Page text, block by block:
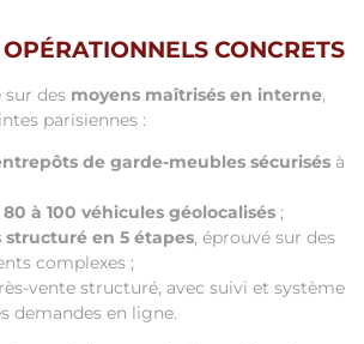
CONCRETS
sur des moyens maîtrisés en interne,
parisiennes :
de garde-meubles sécurisés à
à 100 véhicules géolocalisés ;
structuré en 5 étapes, éprouvé sur des
complexes ;
vente structuré, avec suivi et système
demandes en ligne.